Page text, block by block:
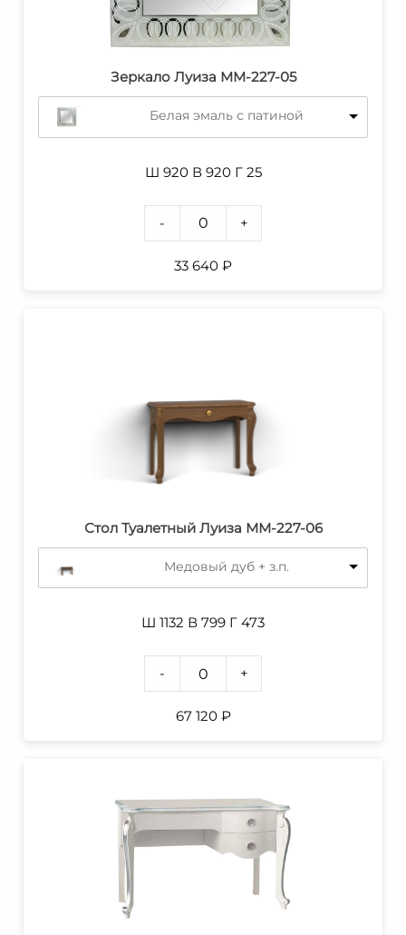
Зеркало Луиза MM-227-05
Белая эмаль с патиной
Ш 920 В 920 Г 25
- +
33 640 ₽
Стол Туалетный Луиза ММ-227-06
Медовый дуб + з.п.
Ш 1132 В 799 Г 473
- +
67 120 ₽